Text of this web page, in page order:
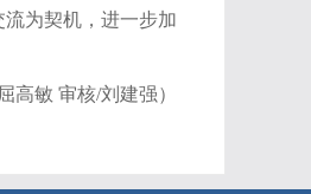
为契机，进一步加
高敏 审核/刘建强）